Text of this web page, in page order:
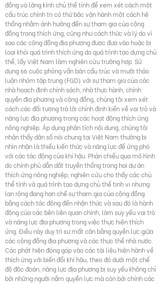
đồng và lăng kính chủ thể tính để xem xét cách một
cấu trúc chính trị có thứ bậc vận hành một cách hệ
thống nhằm ảnh hưởng đến sự tham gia của cộng
đồng trong thích ứng, cũng như cách thức và lý do vì
sao các cộng đồng địa phương được đưa vào hoặc bị
loại khỏi quá trình thích ứng do quá trình tạo dựng chủ
thể, lấy Việt Nam làm nghiên cứu trường hợp. Sử
dụng 66 cuộc phỏng vấn bán cấu trúc và mười thảo
luận nhóm tập trung (FGD) với sự tham gia của các
nhà hoạch định chính sách, nhà thực hành, chính
quyền địa phương và cộng đồng, chúng tôi xem xét
cách các đối tượng trả lời chính định kiến về vai trò và
năng lực địa phương trong các hoạt động thích ứng
nông nghiệp. Áp dụng phân tích nội dung, chúng tôi
nhận thấy dân số nói chung tại Việt Nam thường bị
nhìn nhận là thiếu kiến thức và năng lực để ứng phó
với các tác động của khí hậu. Phản chiếu qua mô hình
do chính phủ dẫn dắt truyền thống trong hai dự án
thích ứng nông nghiệp, nghiên cứu cho thấy các chủ
thể tính và quá trình tạo dựng chủ thể tinh vi nhưng
lan rộng đang hạn chế sự tham gia của cộng đồng
bằng cách tác động đến nhận thức và sau đó là hành
động của các bên liên quan chính, làm suy yếu vai trò
và năng lực địa phương trong việc thực hiện thích
ứng. Điều này duy trì sự mất cân bằng quyền lực giữa
các cộng đồng địa phương và các thực thể nhà nước.
Các phát hiện đóng góp vào các tài liệu hiện hành về
thích ứng với biến đổi khí hậu, theo đó dưới một chế
độ độc đoán, năng lực địa phương bị suy yếu không chỉ
bởi những người nắm quyền lực mà còn bởi chính các